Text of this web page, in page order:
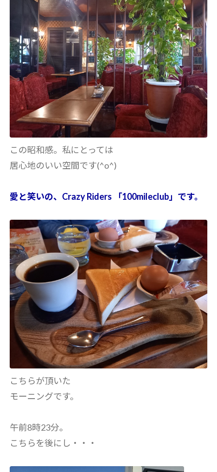
この昭和感。私にとっては
居心地のいい空間です(^o^)
愛と笑いの、Crazy Riders 「100mileclub」です。
こちらが頂いた
モーニングです。
午前8時23分。
こちらを後にし・・・